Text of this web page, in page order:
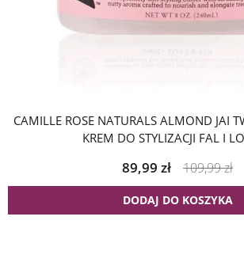
CAMILLE ROSE NATURALS ALMOND JAI
KREM DO STYLIZACJI FAL I
89,99 zł 109,99zł
DODAJ DO KOSZYKA